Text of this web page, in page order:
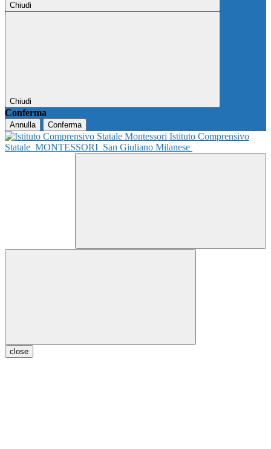
Chiudi
Chiudi
Conferma
Annulla Conferma
Istituto Comprensivo
Statale MONTESSORI San Giuliano Milanese
close